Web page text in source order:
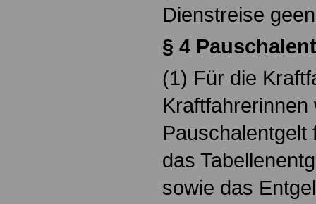
Dienstreise
§ 4
(1) Für die
Kraftfahrerinnen
Pauschalentgelt
das
sowie das